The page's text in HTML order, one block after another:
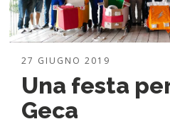
27 GIUGNO 2019
Una festa
Geca